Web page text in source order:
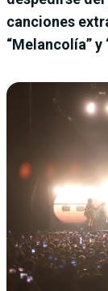
canciones
“Melancolía” y